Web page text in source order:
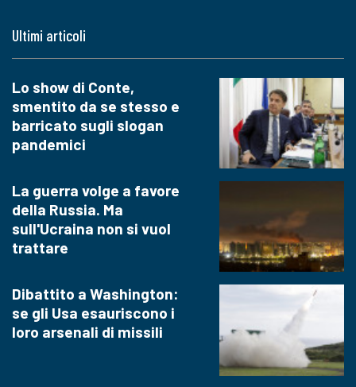
Ultimi articoli
Lo show di Conte,
smentito da se stesso e
barricato sugli slogan
pandemici
La guerra volge a favore
della Russia. Ma
sull'Ucraina non si vuol
trattare
Dibattito a Washington:
se gli Usa esauriscono i
loro arsenali di missili